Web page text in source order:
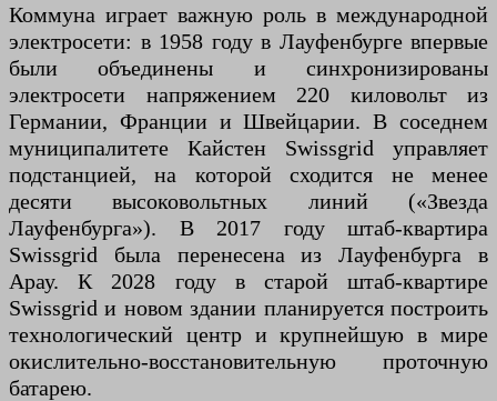
Коммуна играет важную роль в международной
электросети: в 1958 году в Лауфенбурге впервые
были объединены и синхронизированы
электросети напряжением 220 киловольт из
Германии, Франции и Швейцарии. В соседнем
муниципалитете Кайстен Swissgrid управляет
подстанцией, на которой сходится не менее
десяти высоковольтных линий («Звезда
Лауфенбурга»). В 2017 году штаб-квартира
Swissgrid была перенесена из Лауфенбурга в
Арау. К 2028 году в старой штаб-квартире
Swissgrid и новом здании планируется построить
технологический центр и крупнейшую в мире
окислительно-восстановительную проточную
батарею.